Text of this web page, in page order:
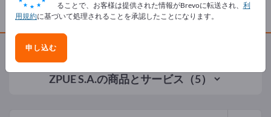
製品
ZPUE S.A.の商品とサービス（5）
ることで、お客様は提供された情報がBrevoに転送され、 利
用規約に基づいて処理されることを承認したことになります。
申し込む